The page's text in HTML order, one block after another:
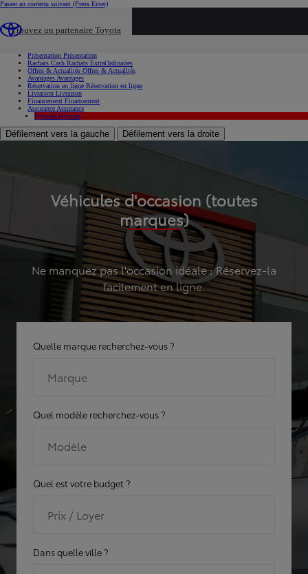
Passer au contenu suivant (Press Enter)
Trouvez un partenaire Toyota
Présentation Présentation
Rachats Cash Rachats ExtraOrdinaires
Offres & Actualités Offres & Actualités
Avantages Avantages
Réservation en ligne Réservation en ligne
Livraison Livraison
Financement Financement
Assurance Assurance
Hybride Hybride
Défilement vers la gauche Défilement vers la droite
Véhicules d'occasion (toutes
marques)
Ne manquez pas l'occasion idéale : Réservez-la
facilement en ligne.
Quelle marque recherchez-vous ?
Marque
Quel modèle recherchez-vous ?
Modèle
Quel est votre budget ?
Prix / Loyer
Dans quelle ville ?